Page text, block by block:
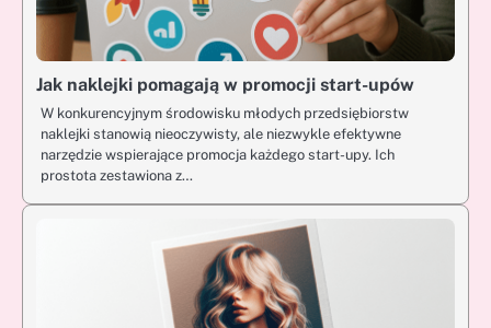
Jak naklejki pomagają w promocji start-upów
W konkurencyjnym środowisku młodych przedsiębiorstw
naklejki stanowią nieoczywisty, ale niezwykle efektywne
narzędzie wspierające promocja każdego start-upy. Ich
prostota zestawiona z…